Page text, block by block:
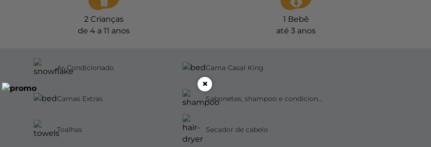
2 Crianças
de 4 a 11 anos
1 Bebê
até 3 anos
Ar Condicionado Cama Casal King
Camas Extras Sabonetes, shampoo e condicionador
Toalhas Secador de cabelo
×